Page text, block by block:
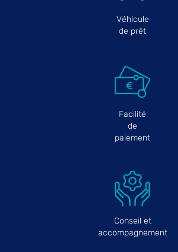
Véhicule
de prêt
Facilité
de
paiement
Conseil et
accompagnement